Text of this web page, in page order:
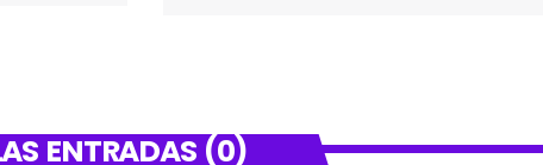
ENTRADAS (0)